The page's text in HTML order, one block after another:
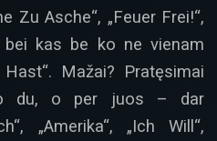
Zu Asche“, „Feuer Frei!“,
bei kas be ko ne vienam
Mažai? Pratęsimai
du, o per juos – dar
„Amerika“, „Ich Will“,